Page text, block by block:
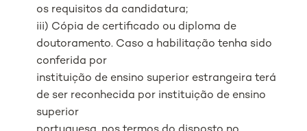
os requisitos da candidatura;
iii) Cópia de certificado ou diploma de
doutoramento. Caso a habilitação tenha sido
conferida por
instituição de ensino superior estrangeira terá
de ser reconhecida por instituição de ensino
superior